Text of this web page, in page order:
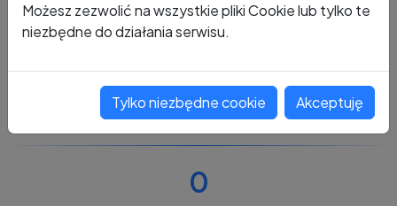
0
Możesz zezwolić na wszystkie pliki Cookie lub tylko te
niezbędne do działania serwisu.
Tylko niezbędne cookie Akceptuję